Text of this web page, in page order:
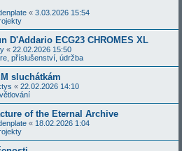
« 3.03.2026 15:54
D'Addario ECG23 CHROMES XL
« 22.02.2026 15:50
příslušenství, údržba
sluchátkám
« 22.02.2026 14:10
of the Eternal Archive
« 18.02.2026 1:04